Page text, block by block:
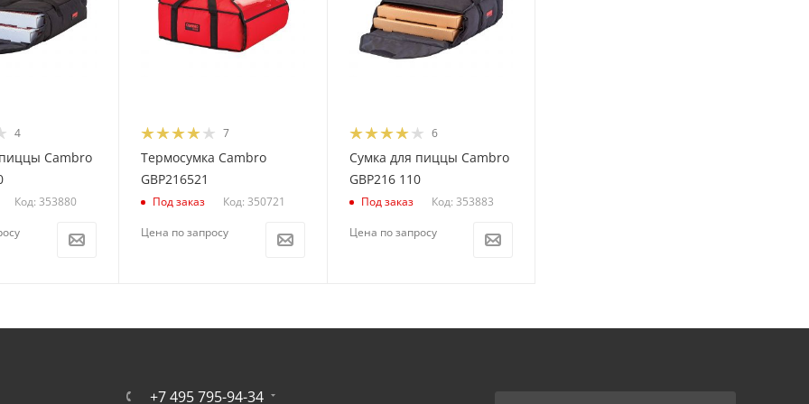
4
Cambro
Код: 353880
7
Термосумка Cambro
GBP216521
Под заказ Код: 350721
Цена по запросу
6
Сумка для пиццы Cambro
GBP216 110
Под заказ Код: 353883
Цена по запросу
+7 495 795-94-34